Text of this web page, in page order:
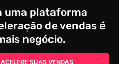
uma plataforma
de vendas é
negócio.
SUAS VENDAS